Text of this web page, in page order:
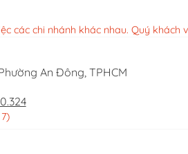
các chi nhánh khác nhau. Quý khách
An Đông, TPHCM